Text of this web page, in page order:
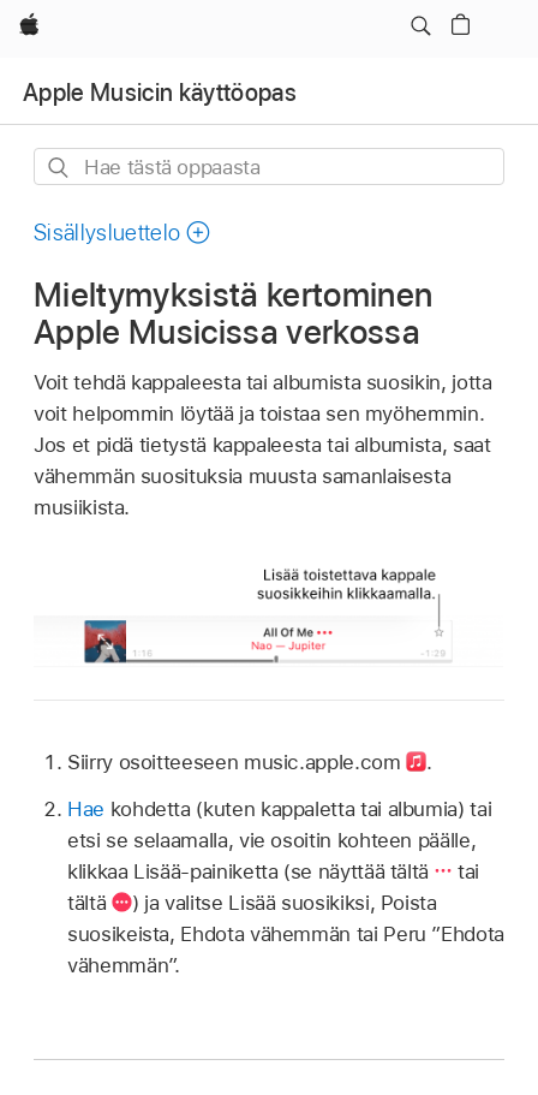
Apple
Apple Musicin käyttöopas
Hae
oppaasta
Sisällysluettelo
Mieltymyksistä kertominen
Apple Musicissa verkossa
Voit tehdä kappaleesta tai albumista suosikin, jotta
voit helpommin löytää ja toistaa sen myöhemmin.
Jos et pidä tietystä kappaleesta tai albumista, saat
vähemmän suosituksia muusta samanlaisesta
musiikista.
Siirry osoitteeseen music.apple.com
.
Hae kohdetta (kuten kappaletta tai albumia) tai
etsi se selaamalla, vie osoitin kohteen päälle,
klikkaa Lisää-painiketta (se näyttää tältä
tai
tältä
) ja valitse Lisää suosikiksi, Poista
suosikeista, Ehdota vähemmän tai Peru ”Ehdota
vähemmän”.